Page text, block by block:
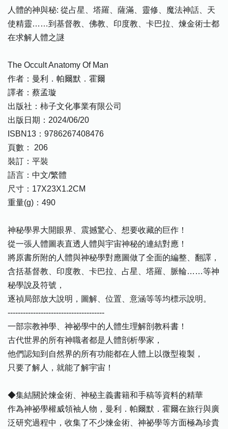
人體的神與秘: 從占星、塔羅、薩滿、靈修、魔法神話、天
使精靈……到基督教、佛教、印度教、卡巴拉、煉金術士都
在求解人體之謎
The Occult Anatomy Of Man
作者：曼利．帕爾默．霍爾
譯者：蔡孟璇
出版社：柿子文化事業有限公司
出版日期：2024/06/20
ISBN13：9786267408476
頁數： 206
裝訂：平裝
語言：中文/繁體
尺寸：17X23X1.2CM
重量(g)：490
神秘學界大開眼界、震撼驚心、想要收藏的巨作！
從一張人體圖表直透人體與宇宙神秘的連結對應！
將原書所附的人體與神秘學對應圖做了全面的編整、翻譯，
含括基督教、印度教、卡巴拉、占星、塔羅、脈輪……等神
秘學說及符號，
逐禎局部放大說明，圖解、位置、意涵等等均標示說明。
--------------------------------------
一部宗教神學、神祕學中的人體生理解剖教科書！
古代世界的所有神職者都是人體剖析學家，
他們認知到自然界的所有功能都在人體上以微型複製，
只要了解人，就能了解宇宙！
◆集結關於煉金術、神秘主義書籍和手稿等資料的精華
作為神祕學權威領袖人物，曼利．帕爾默．霍爾在旅行與廣
泛研究過程中，收集了不少煉金術、神祕學等方面極為珍貴